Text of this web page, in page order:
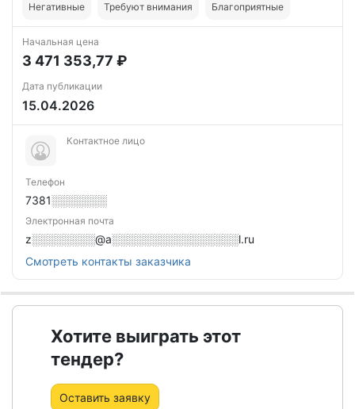
Негативные Требуют внимания Благоприятные
Начальная цена
3 471 353,77 ₽
Дата публикации
15.04.2026
Контактное лицо
Телефон
7381░░░░░░░
Электронная почта
z░░░░░░░░@a░░░░░░░░░░░░░░░░l.ru
Смотреть контакты заказчика
Хотите выиграть этот
тендер?
Оставить заявку